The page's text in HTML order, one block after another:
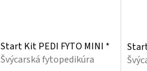
Start Kit PEDI FYTO MINI *
Švýcarská fytopedikúra